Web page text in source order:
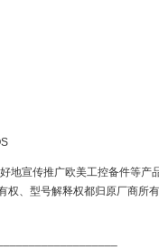
地宣传推广欧美工控备件等产
权、型号解释权都归原厂商所